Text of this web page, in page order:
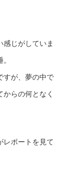
感じがしていま
すが、夢の中で
らの何となく
レポートを見て